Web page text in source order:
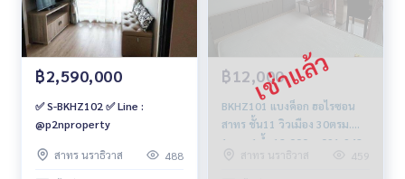
฿2,590,000
✅ S-BKHZ102 ✅ Line :
@p2nproperty
สาทร นราธิวาส 488
฿12,000
BKHZ101 แบงค็อก ฮอไรซอน
สาทร ชั้น11 วิวเมือง 30ตรม.
1นอน 1น้ำ 12,000บ. 091-942-
6249สาทร นราธิวาส 459